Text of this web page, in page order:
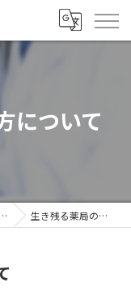
について
生き残る薬局のあり方について